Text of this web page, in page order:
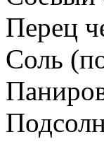
Перец
Соль